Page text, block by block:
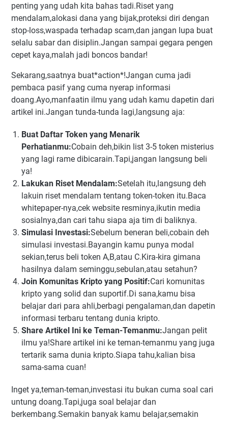
penting yang udah kita bahas tadi.Riset yang
mendalam,alokasi dana yang bijak,proteksi diri dengan
stop-loss,waspada terhadap scam,dan jangan lupa buat
selalu sabar dan disiplin.Jangan sampai gegara pengen
cepet kaya,malah jadi boncos bandar!
Sekarang,saatnya buat*action*!Jangan cuma jadi
pembaca pasif yang cuma nyerap informasi
doang.Ayo,manfaatin ilmu yang udah kamu dapetin dari
artikel ini.Jangan tunda-tunda lagi,langsung aja:
Buat Daftar Token yang Menarik
Perhatianmu:Cobain deh,bikin list 3-5 token misterius
yang lagi rame dibicarain.Tapi,jangan langsung beli
ya!
Lakukan Riset Mendalam:Setelah itu,langsung deh
lakuin riset mendalam tentang token-token itu.Baca
whitepaper-nya,cek website resminya,ikutin media
sosialnya,dan cari tahu siapa aja tim di baliknya.
Simulasi Investasi:Sebelum beneran beli,cobain deh
simulasi investasi.Bayangin kamu punya modal
sekian,terus beli token A,B,atau C.Kira-kira gimana
hasilnya dalam seminggu,sebulan,atau setahun?
Join Komunitas Kripto yang Positif:Cari komunitas
kripto yang solid dan suportif.Di sana,kamu bisa
belajar dari para ahli,berbagi pengalaman,dan dapetin
informasi terbaru tentang dunia kripto.
Share Artikel Ini ke Teman-Temanmu:Jangan pelit
ilmu ya!Share artikel ini ke teman-temanmu yang juga
tertarik sama dunia kripto.Siapa tahu,kalian bisa
sama-sama cuan!
Inget ya,teman-teman,investasi itu bukan cuma soal cari
untung doang.Tapi,juga soal belajar dan
berkembang.Semakin banyak kamu belajar,semakin